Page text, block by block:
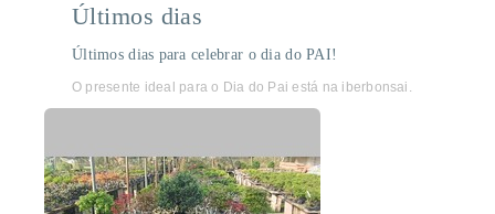
Últimos dias
Últimos dias para celebrar o dia do PAI!
O presente ideal para o Dia do Pai está na iberbonsai.